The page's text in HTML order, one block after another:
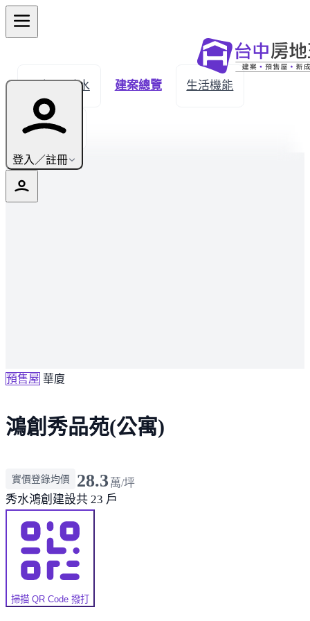
登入／註冊
← 返回秀水 建案總覽 生活機能
實價登錄
預售屋 華廈
鴻創秀品苑(公寓)
實價登錄均價 28.3 萬/坪
秀水鴻創建設共 23 戶
掃描 QR Code 撥打